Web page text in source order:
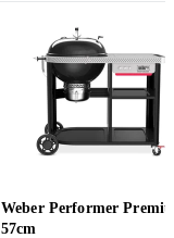
Weber Performer
57cm